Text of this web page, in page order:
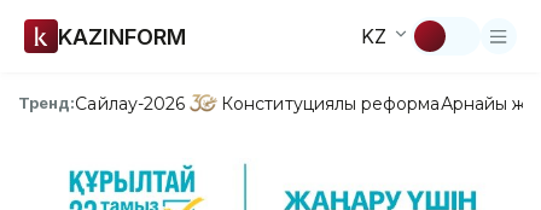
KAZINFORM KZ
Тренд:Сайлау-2026 Конституциялық реформаАрнайы